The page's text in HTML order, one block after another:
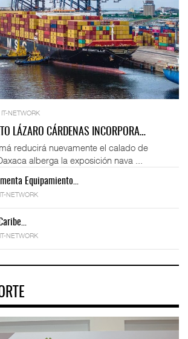
IT-NETWORK
LÁZARO CÁRDENAS INCORPORA…
reducirá nuevamente el calado de
alberga la exposición nava ...
Equipamiento…
NETWORK
NETWORK